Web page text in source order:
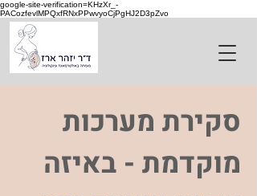
google-site-verification=KHzXr_-
PACozfevlMPQxfRNxPPwvyoCjPgHJ2D3pZvo
סקירת מערכות
מוקדמת - באיזה